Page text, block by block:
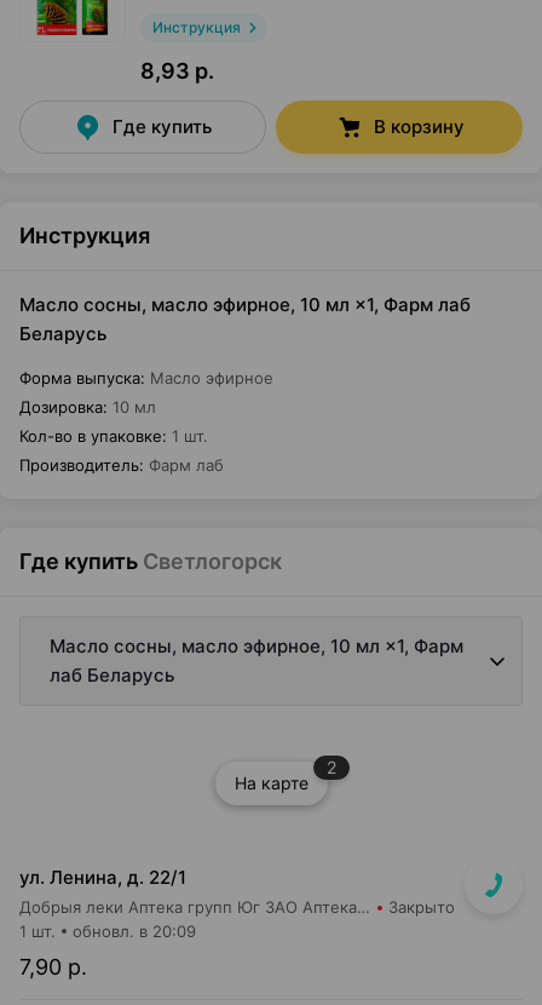
Инструкция
8,93 р.
Где купить В корзину
Инструкция
Масло сосны, масло эфирное, 10 мл ×1, Фарм лаб
Беларусь
Форма выпуска: Масло эфирное
Дозировка: 10 мл
Кол-во в упаковке: 1 шт.
Производитель: Фарм лаб
Где купить Светлогорск
Масло сосны, масло эфирное, 10 мл ×1, Фарм
лаб Беларусь
На карте
2
ул. Ленина, д. 22/1
Добрыя леки Аптека групп Юг ЗАО Аптека №75 Закрыто
7,90 р.
1 шт. обновл. в 20:09